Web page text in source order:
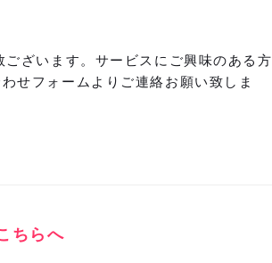
ざいます。サービスにご興味のある方
せフォーム よりご連絡お願い致しま
ちらへ